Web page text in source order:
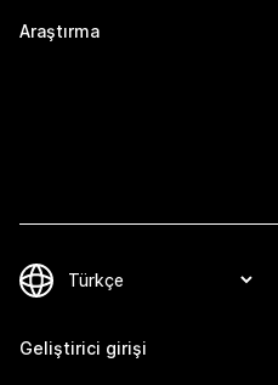
Araştırma
Geliştirici girişi